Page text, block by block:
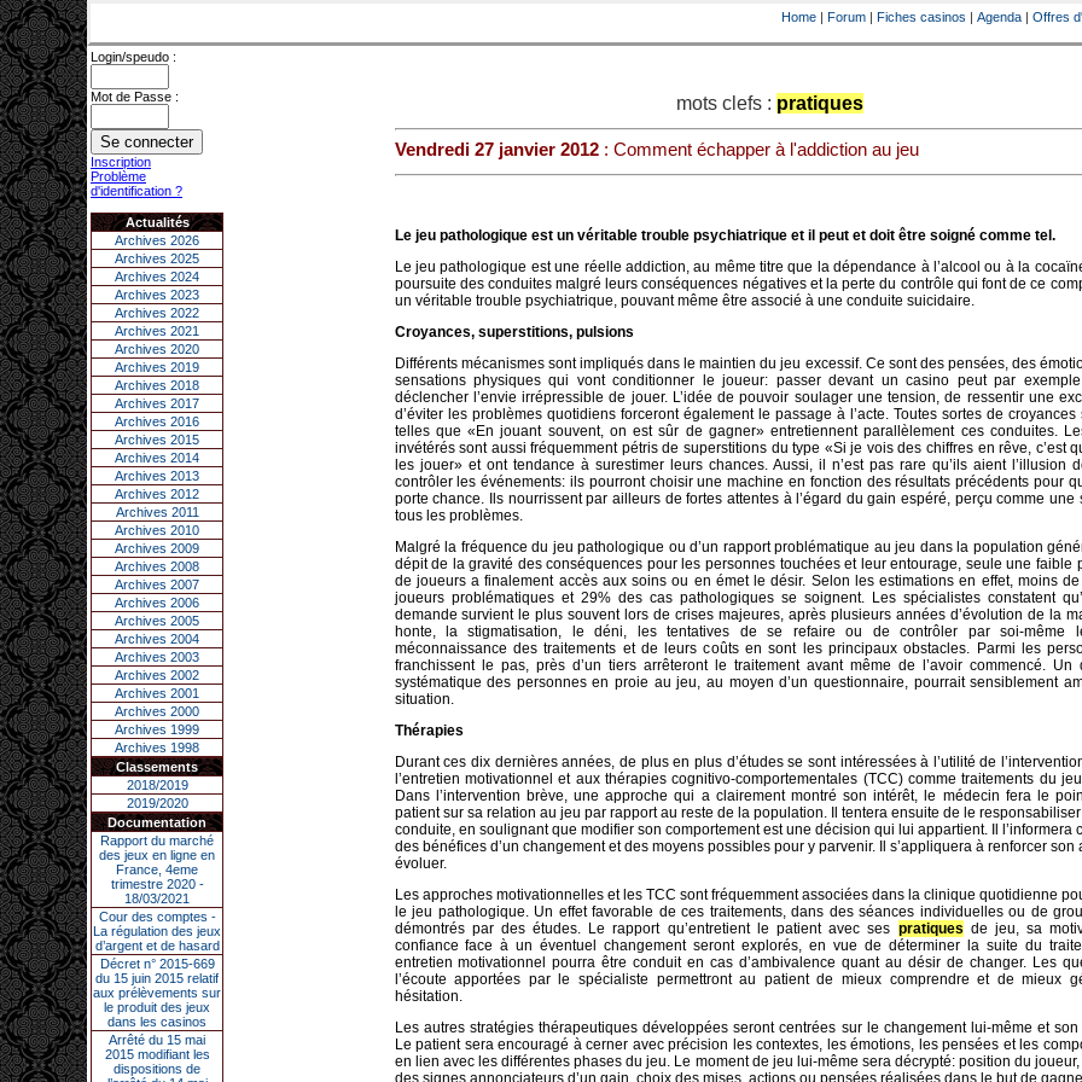
Home | Forum | Fiches casinos | Agenda | Offres
Login/speudo :
Mot de Passe :
Inscription
Problème
d'identification ?
Actualités
Archives 2026
Archives 2025
Archives 2024
Archives 2023
Archives 2022
Archives 2021
Archives 2020
Archives 2019
Archives 2018
Archives 2017
Archives 2016
Archives 2015
Archives 2014
Archives 2013
Archives 2012
Archives 2011
Archives 2010
Archives 2009
Archives 2008
Archives 2007
Archives 2006
Archives 2005
Archives 2004
Archives 2003
Archives 2002
Archives 2001
Archives 2000
Archives 1999
Archives 1998
Classements
2018/2019
2019/2020
Documentation
Rapport du marché
des jeux en ligne en
France, 4eme
trimestre 2020 -
18/03/2021
Cour des comptes -
La régulation des jeux
d’argent et de hasard
Décret n° 2015-669
du 15 juin 2015 relatif
aux prélèvements sur
le produit des jeux
dans les casinos
Arrêté du 15 mai
2015 modifiant les
dispositions de
mots clefs : pratiques
Vendredi 27 janvier 2012: Comment échapper à l'addiction au jeu
Le jeu pathologique est un véritable trouble psychiatrique et il peut et doit être soigné comme tel.
Le jeu pathologique est une réelle addiction, au même titre que la dépendance à l’alcool ou à la
poursuite des conduites malgré leurs conséquences négatives et la perte du contrôle qui font de ce
un véritable trouble psychiatrique, pouvant même être associé à une conduite suicidaire.
Croyances, superstitions, pulsions
Différents mécanismes sont impliqués dans le maintien du jeu excessif. Ce sont des pensées, des
sensations physiques qui vont conditionner le joueur: passer devant un casino peut par
déclencher l’envie irrépressible de jouer. L’idée de pouvoir soulager une tension, de ressentir une
d’éviter les problèmes quotidiens forceront également le passage à l’acte. Toutes sortes de
telles que «En jouant souvent, on est sûr de gagner» entretiennent parallèlement ces conduites.
invétérés sont aussi fréquemment pétris de superstitions du type «Si je vois des chiffres en rêve, c’est
les jouer» et ont tendance à surestimer leurs chances. Aussi, il n’est pas rare qu’ils aient l’illusion
contrôler les événements: ils pourront choisir une machine en fonction des résultats précédents pour
porte chance. Ils nourrissent par ailleurs de fortes attentes à l’égard du gain espéré, perçu comme une
tous les problèmes.
Malgré la fréquence du jeu pathologique ou d’un rapport problématique au jeu dans la population
dépit de la gravité des conséquences pour les personnes touchées et leur entourage, seule une faible
de joueurs a finalement accès aux soins ou en émet le désir. Selon les estimations en effet, moins
joueurs problématiques et 29% des cas pathologiques se soignent. Les spécialistes constatent
demande survient le plus souvent lors de crises majeures, après plusieurs années d’évolution de la
honte, la stigmatisation, le déni, les tentatives de se refaire ou de contrôler par soi-même
méconnaissance des traitements et de leurs coûts en sont les principaux obstacles. Parmi les
franchissent le pas, près d’un tiers arrêteront le traitement avant même de l’avoir commencé. Un
systématique des personnes en proie au jeu, au moyen d’un questionnaire, pourrait sensiblement
situation.
Thérapies
Durant ces dix dernières années, de plus en plus d’études se sont intéressées à l’utilité de
l’entretien motivationnel et aux thérapies cognitivo-comportementales (TCC) comme traitements du
Dans l’intervention brève, une approche qui a clairement montré son intérêt, le médecin fera le
patient sur sa relation au jeu par rapport au reste de la population. Il tentera ensuite de le
conduite, en soulignant que modifier son comportement est une décision qui lui appartient. Il l’informera
des bénéfices d’un changement et des moyens possibles pour y parvenir. Il s’appliquera à renforcer son
évoluer.
Les approches motivationnelles et les TCC sont fréquemment associées dans la clinique quotidienne
le jeu pathologique. Un effet favorable de ces traitements, dans des séances individuelles ou de
démontrés par des études. Le rapport qu’entretient le patient avec ses pratiques de jeu, sa
confiance face à un éventuel changement seront explorés, en vue de déterminer la suite du
entretien motivationnel pourra être conduit en cas d’ambivalence quant au désir de changer. Les
l’écoute apportées par le spécialiste permettront au patient de mieux comprendre et de mieux
hésitation.
Les autres stratégies thérapeutiques développées seront centrées sur le changement lui-même et
Le patient sera encouragé à cerner avec précision les contextes, les émotions, les pensées et les
en lien avec les différentes phases du jeu. Le moment de jeu lui-même sera décrypté: position du
des signes annonciateurs d’un gain, choix des mises, actions ou pensées réalisées dans le but de